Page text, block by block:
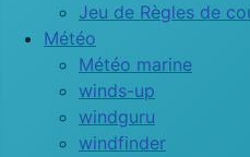
Jeu de Règles de
Météo
Météo marine
winds-up
windguru
windfinder